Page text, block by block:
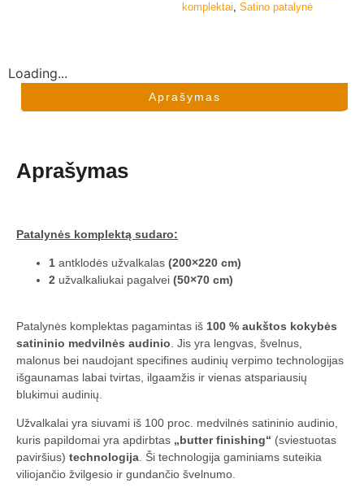
komplektai, Satino patalynė
Loading...
Aprašymas
Aprašymas
Patalynės komplektą sudaro:
1 antklodės užvalkalas (200×220 cm)
2 užvalkaliukai pagalvei (50×70 cm)
Patalynės komplektas pagamintas iš 100 % aukštos kokybės
satininio medvilnės audinio . Jis yra lengvas, švelnus,
malonus bei naudojant specifines audinių verpimo technologijas
išgaunamas labai tvirtas, ilgaamžis ir vienas atspariausių
blukimui audinių.
Užvalkalai yra siuvami iš 100 proc. medvilnės satininio audinio,
kuris papildomai yra apdirbtas „butter finishing“ (sviestuotas
paviršius) technologija . Ši technologija gaminiams suteikia
viliojančio žvilgesio ir gundančio švelnumo.